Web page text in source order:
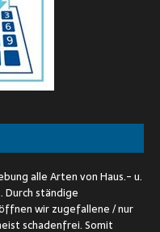
alle Arten von Haus.- u.
ständige
wir zugefallene / nur
schadenfrei. Somit